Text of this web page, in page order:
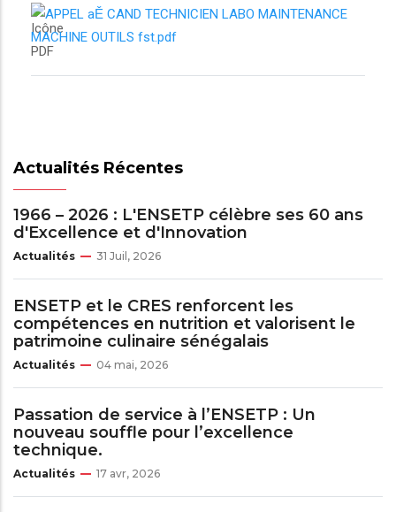
APPEL aĚ CAND TECHNICIEN LABO MAINTENANCE
MACHINE OUTILS fst.pdf
Actualités Récentes
1966 – 2026 : L'ENSETP célèbre ses 60 ans
d'Excellence et d'Innovation
Actualités 31 Juil, 2026
ENSETP et le CRES renforcent les
compétences en nutrition et valorisent le
patrimoine culinaire sénégalais
Actualités 04 mai, 2026
Passation de service à l’ENSETP : Un
nouveau souffle pour l’excellence
technique.
Actualités 17 avr, 2026